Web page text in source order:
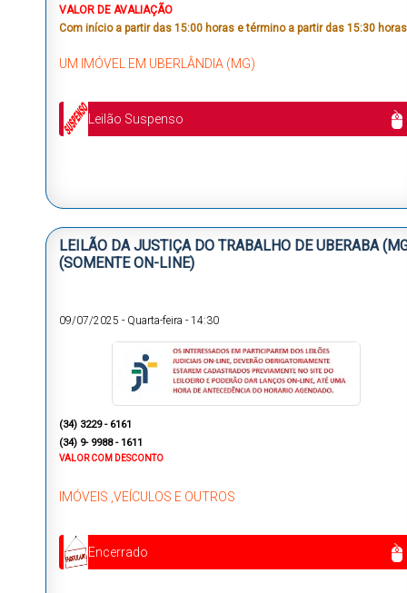
VALOR DE AVALIAÇÃO
Com início a partir das 15:00 horas e término a partir das 15:30
UM IMÓVEL EM UBERLÂNDIA (MG)
Leilão Suspenso
LEILÃO DA JUSTIÇA DO TRABALHO DE UBERABA
(SOMENTE ON-LINE)
09/07/2025 - Quarta-feira - 14:30
(34) 3229 - 6161
(34) 9- 9988 - 1611
VALOR COM DESCONTO
IMÓVEIS ,VEÍCULOS E OUTROS
Encerrado